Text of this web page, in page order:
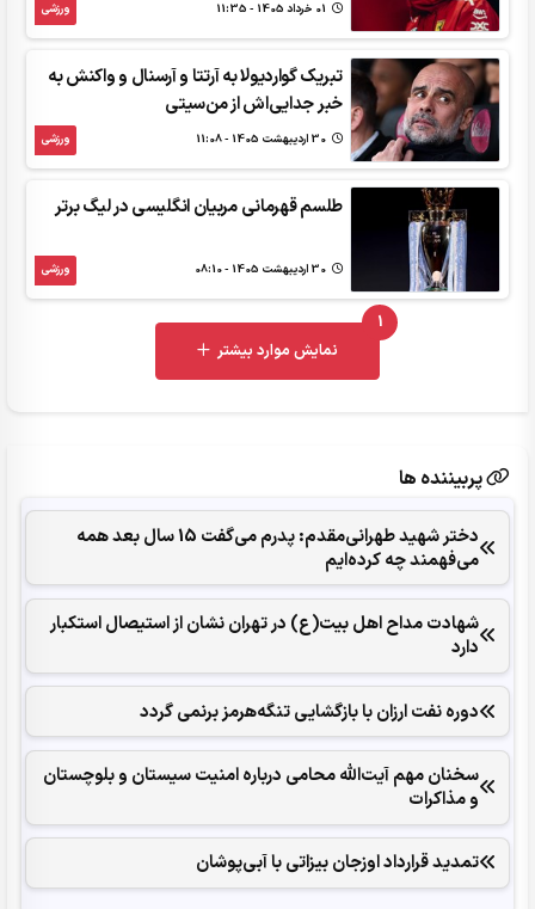
ورزشی
تبریک گواردیولا به آرتتا و آرسنال و واکنش به
خبر جدایی‌اش از من‌سیتی
ورزشی
طلسم قهرمانی مربیان انگلیسی در لیگ برتر
ورزشی
1
UNREAD MESSAGES
نمایش موارد بیشتر
پربیننده ها
دختر شهید طهرانی‌مقدم: پدرم می‌گفت 15 سال بعد همه
می‌فهمند چه کرده‌ایم
شهادت مداح اهل بیت(ع) در تهران نشان از استیصال استکبار
دارد
دوره نفت ارزان با بازگشایی تنگه‌هرمز برنمی گردد
سخنان مهم آیت‌الله محامی درباره امنیت سیستان و بلوچستان
و مذاکرات
تمدید قرارداد اوزجان بیزاتی با آبی‌پوشان